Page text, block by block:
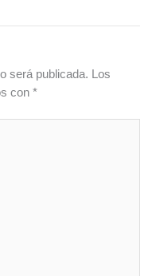
será publicada. Los
con *